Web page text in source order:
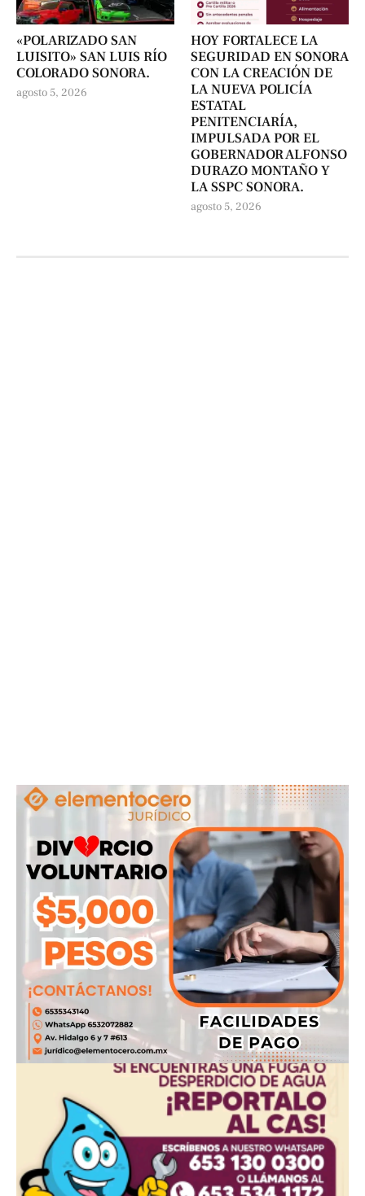
«POLARIZADO SAN
LUISITO» SAN LUIS RÍO
COLORADO SONORA.
agosto 5, 2026
HOY FORTALECE LA
SEGURIDAD EN SONORA
CON LA CREACIÓN DE
LA NUEVA POLICÍA
ESTATAL
PENITENCIARÍA,
IMPULSADA POR EL
GOBERNADOR ALFONSO
DURAZO MONTAÑO Y
LA SSPC SONORA.
agosto 5, 2026